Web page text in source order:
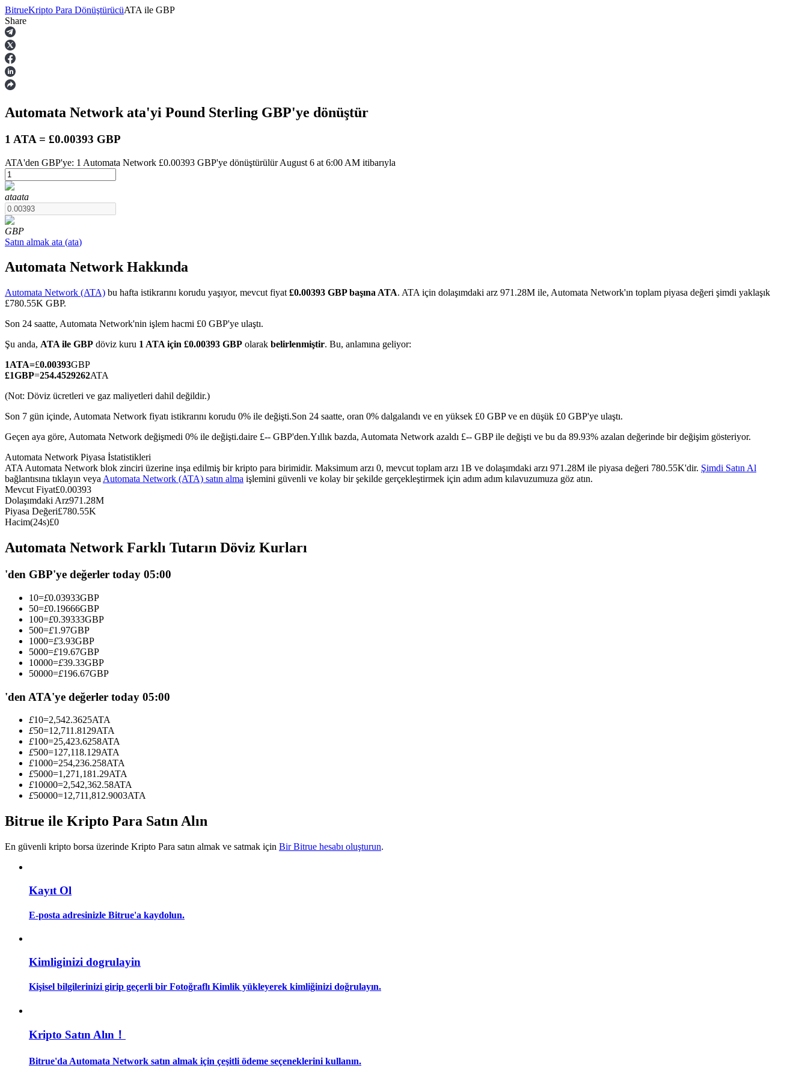
Vadeli İşlemler
USDT Vadeli İşlemleri
Teminat olarak USDT kullanan vadeli işlemler
COIN-M Vadeli İşlemleri
Kripto Para Vadeli İşlemleri
USDC'yi teminat olarak kullanan vadeli işlemler
Kopya Ticaret
En iyi traderlarla güçlerinizi birleştirin
Kopya Tüccarı Olun
Bilgi
Ticaret bilgileri vb. dahil olmak üzere büyük veri analizi.
BitrueKripto Para DönüştürücüATA ile GBP
Share
Automata Network ata'yi Pound Sterling GBP'ye dönüştür
1 ATA = £0.00393 GBP
ATA'den GBP'ye: 1 Automata Network £0.00393 GBP'ye dönüştürülür August 6 at 6:00 AM itibarıyla
ataata
GBP
Satın almak ata (ata)
Automata Network Hakkında
Automata Network (ATA) bu hafta istikrarını korudu yaşıyor, mevcut fiyat £0.00393 GBP başına ATA. ATA için dolaşımdaki arz 971.28M ile, Automata Network'ın toplam piyasa değeri şimdi yaklaşık
£780.55K GBP.
Son 24 saatte, Automata Network'nin işlem hacmi £0 GBP'ye ulaştı.
Şu anda, ATA ile GBP döviz kuru 1 ATA için £0.00393 GBP olarak belirlenmiştir. Bu, anlamına geliyor:
1ATA=£0.00393GBP
£1GBP=254.4529262ATA
(Not: Döviz ücretleri ve gaz maliyetleri dahil değildir.)
Son 7 gün içinde, Automata Network fiyatı istikrarını korudu 0% ile değişti.Son 24 saatte, oran 0% dalgalandı ve en yüksek £0 GBP ve en düşük £0 GBP'ye ulaştı.
Geçen aya göre, Automata Network değişmedi 0% ile değişti.daire £-- GBP'den.Yıllık bazda, Automata Network azaldı £-- GBP ile değişti ve bu da 89.93% azalan değerinde bir değişim gösteriyor.
Automata Network Piyasa İstatistikleri
ATA Automata Network blok zinciri üzerine inşa edilmiş bir kripto para birimidir. Maksimum arzı 0, mevcut toplam arzı 1B ve dolaşımdaki arzı 971.28M ile piyasa değeri 780.55K'dir. Şimdi Satın Al
bağlantısına tıklayın veya Automata Network (ATA) satın alma işlemini güvenli ve kolay bir şekilde gerçekleştirmek için adım adım kılavuzumuza göz atın.
Mevcut Fiyat£0.00393
Dolaşımdaki Arz971.28M
Piyasa Değeri£780.55K
Hacim(24s)£0
Automata Network Farklı Tutarın Döviz Kurları
'den GBP'ye değerler today 05:00
10=£0.03933GBP
50=£0.19666GBP
100=£0.39333GBP
500=£1.97GBP
1000=£3.93GBP
5000=£19.67GBP
10000=£39.33GBP
50000=£196.67GBP
'den ATA'ye değerler today 05:00
£10=2,542.3625ATA
£50=12,711.8129ATA
£100=25,423.6258ATA
£500=127,118.129ATA
£1000=254,236.258ATA
£5000=1,271,181.29ATA
£10000=2,542,362.58ATA
£50000=12,711,812.9003ATA
Bitrue ile Kripto Para Satın Alın
En güvenli kripto borsa üzerinde Kripto Para satın almak ve satmak için Bir Bitrue hesabı oluşturun.
Kayıt Ol
E-posta adresinizle Bitrue'a kaydolun.
Kimliginizi dogrulayin
Kişisel bilgilerinizi girip geçerli bir Fotoğraflı Kimlik yükleyerek kimliğinizi doğrulayın.
Kripto Satın Alın！
Bitrue'da Automata Network satın almak için çeşitli ödeme seçeneklerini kullanın.